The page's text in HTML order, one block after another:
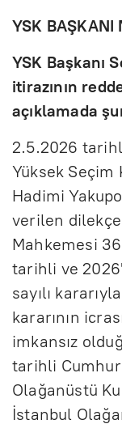
YSK BAŞKANI
YSK Başkanı
itirazının
açıklamada
2.5.2026
Yüksek
Hadimi
verilen
Mahkemesi
tarihli ve
sayılı
kararının
imkansız
tarihli
Olağanüstü
İstanbul